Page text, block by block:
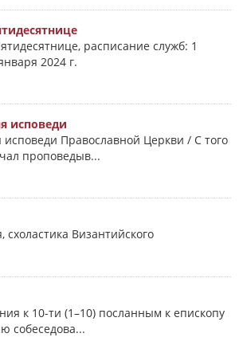
расписание служб: 1
2024 г.
исповеди
Православной Церкви / С того
проповедыв...
схоластика Византийского
к 10-ти (1–10) посланным к епископу
собеседова...